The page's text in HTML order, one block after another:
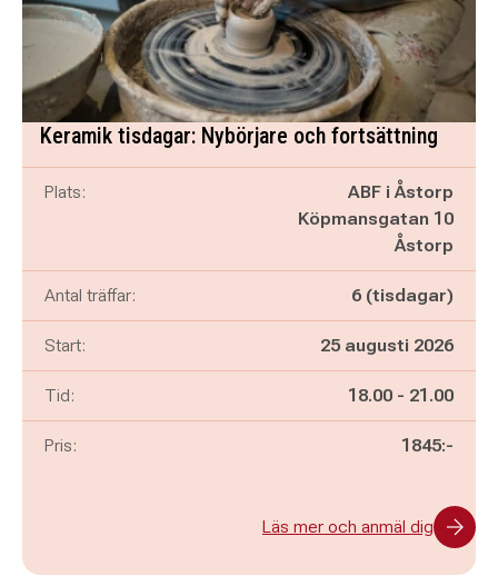
Keramik tisdagar: Nybörjare och fortsättning
Plats:
ABF i Åstorp
Köpmansgatan 10
Åstorp
Antal träffar: 6 (tisdagar)
Start: 25 augusti 2026
Tid: Pågår mellan
18.00 - och
21.00
Pris: 1845:-
Läs mer och anmäl dig